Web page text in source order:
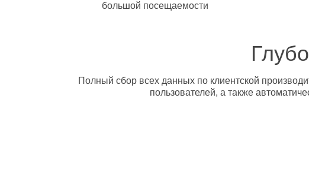
большой посещаемости
Полный сбор всех данных по клиентской
пользователей, а также